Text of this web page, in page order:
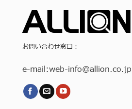
お問い合わせ窓口：
e-mail:web-info@allion.co.jp